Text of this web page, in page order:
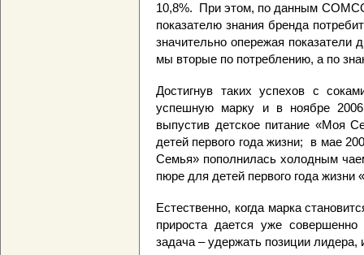
10,8%. При этом, по данным
показателю знания бренда
значительно опережая
мы вторые по потреблению, а по
Достигнув таких успехов с
успешную марку и в ноябре
выпустив детское питание «Моя
детей первого года жизни; в мае
Семья» пополнилась холодным
пюре для детей первого года
Естественно, когда марка
прироста дается уже
задача – удержать позиции